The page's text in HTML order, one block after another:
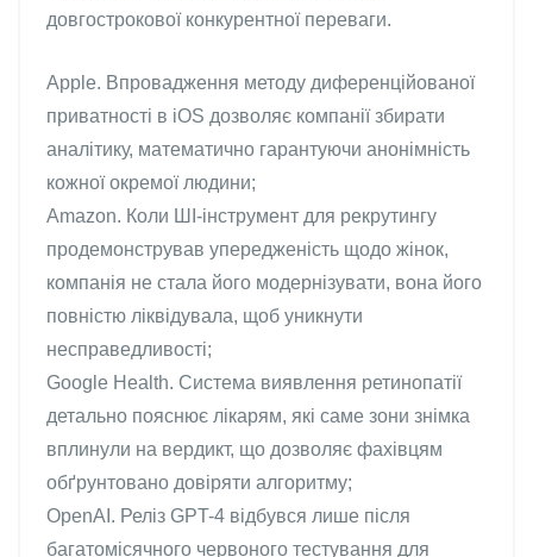
довгострокової конкурентної переваги.
Apple. Впровадження методу диференційованої
приватності в iOS дозволяє компанії збирати
аналітику, математично гарантуючи анонімність
кожної окремої людини;
Amazon. Коли ШІ-інструмент для рекрутингу
продемонстрував упередженість щодо жінок,
компанія не стала його модернізувати, вона його
повністю ліквідувала, щоб уникнути
несправедливості;
Google Health. Система виявлення ретинопатії
детально пояснює лікарям, які саме зони знімка
вплинули на вердикт, що дозволяє фахівцям
обґрунтовано довіряти алгоритму;
OpenAI. Реліз GPT-4 відбувся лише після
багатомісячного червоного тестування для